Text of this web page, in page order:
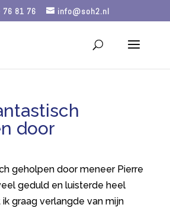
76 81 76 info@soh2.nl
door
geholpen door meneer Pierre
geduld en luisterde heel
graag verlangde van mijn